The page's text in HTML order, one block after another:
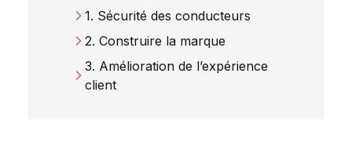
1. Sécurité des conducteurs
2. Construire la marque
3. Amélioration de l’expérience
client